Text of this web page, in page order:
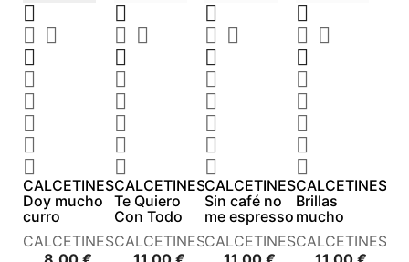

 






CALCETINES
Doy mucho
curro
CALCETINES
Precio

 






CALCETINES
Te Quiero
Con Todo
CALCETINES
Precio

 






CALCETINES
Sin café no
me espresso
CALCETINES
Precio

 






CALCETINES
Brillas
mucho
CALCETINES